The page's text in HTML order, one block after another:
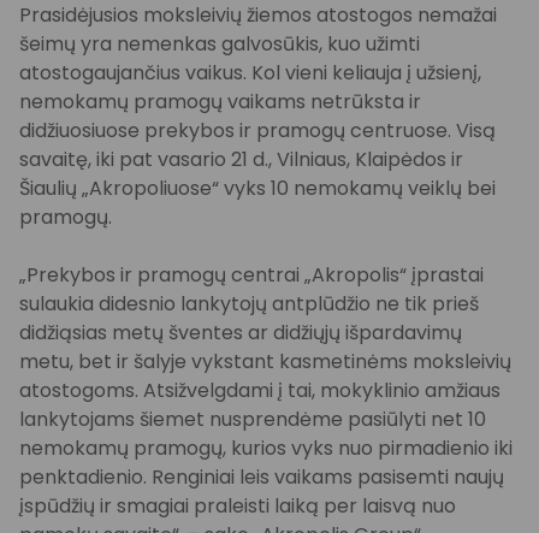
Prasidėjusios moksleivių žiemos atostogos nemažai
šeimų yra nemenkas galvosūkis, kuo užimti
atostogaujančius vaikus. Kol vieni keliauja į užsienį,
nemokamų pramogų vaikams netrūksta ir
didžiuosiuose prekybos ir pramogų centruose. Visą
savaitę, iki pat vasario 21 d., Vilniaus, Klaipėdos ir
Šiaulių „Akropoliuose“ vyks 10 nemokamų veiklų bei
pramogų.
„Prekybos ir pramogų centrai „Akropolis“ įprastai
sulaukia didesnio lankytojų antplūdžio ne tik prieš
didžiąsias metų šventes ar didžiųjų išpardavimų
metu, bet ir šalyje vykstant kasmetinėms moksleivių
atostogoms. Atsižvelgdami į tai, mokyklinio amžiaus
lankytojams šiemet nusprendėme pasiūlyti net 10
nemokamų pramogų, kurios vyks nuo pirmadienio iki
penktadienio. Renginiai leis vaikams pasisemti naujų
įspūdžių ir smagiai praleisti laiką per laisvą nuo